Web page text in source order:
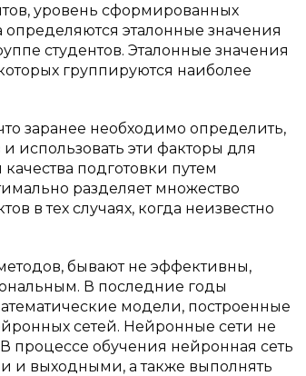
уровень сформированных
эталонные значения
студентов. Эталонные значения
группируются наиболее
заранее необходимо определить,
использовать эти факторы для
подготовки путем
разделяет множество
в тех случаях, когда неизвестно
бывают не эффективны,
В последние годы
модели, построенные
сетей. Нейронные сети не
процессе обучения нейронная сеть
и выходными, а также выполнять